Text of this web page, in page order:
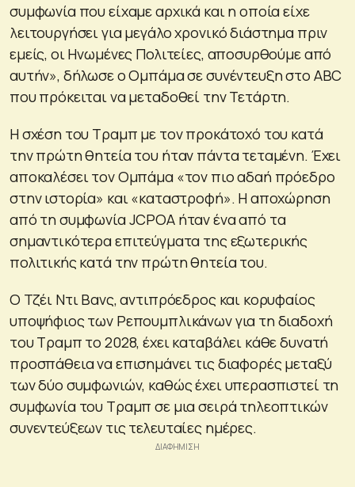
συμφωνία που είχαμε αρχικά και η οποία είχε
λειτουργήσει για μεγάλο χρονικό διάστημα πριν
εμείς, οι Ηνωμένες Πολιτείες, αποσυρθούμε από
αυτήν», δήλωσε ο Ομπάμα σε συνέντευξη στο ABC
που πρόκειται να μεταδοθεί την Τετάρτη.
Η σχέση του Τραμπ με τον προκάτοχό του κατά
την πρώτη θητεία του ήταν πάντα τεταμένη. Έχει
αποκαλέσει τον Ομπάμα «τον πιο αδαή πρόεδρο
στην ιστορία» και «καταστροφή». Η αποχώρηση
από τη συμφωνία JCPOA ήταν ένα από τα
σημαντικότερα επιτεύγματα της εξωτερικής
πολιτικής κατά την πρώτη θητεία του.
Ο Τζέι Ντι Βανς, αντιπρόεδρος και κορυφαίος
υποψήφιος των Ρεπουμπλικάνων για τη διαδοχή
του Τραμπ το 2028, έχει καταβάλει κάθε δυνατή
προσπάθεια να επισημάνει τις διαφορές μεταξύ
των δύο συμφωνιών, καθώς έχει υπερασπιστεί τη
συμφωνία του Τραμπ σε μια σειρά τηλεοπτικών
συνεντεύξεων τις τελευταίες ημέρες.